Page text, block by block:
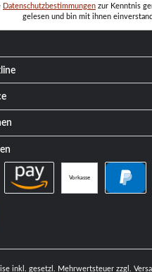
Datenschutzbestimmungen zur Kenntnis
gelesen und bin mit ihnen
Vorkasse
Später Bezahlen
inkl. gesetzl. Mehrwertsteuer zzgl.